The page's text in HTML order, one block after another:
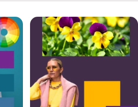
Découvrez l'offreComment